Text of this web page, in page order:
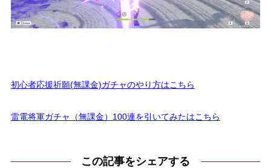
初心者応援祈願(無課金)ガチャのやり方はこちら
雷電将軍ガチャ（無課金）100連を引いてみたはこちら
この記事をシェアする